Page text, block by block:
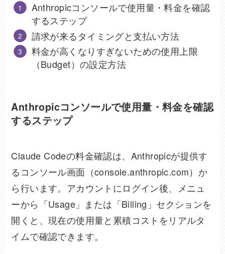
Anthropicコンソールで使用量・料金を確認
するステップ
請求が来るタイミングと支払い方法
料金が高くなりすぎないための使用上限
（Budget）の設定方法
Anthropicコンソールで使用量・料金を確認
するステップ
Claude Codeの料金確認は、Anthropicが提供す
るコンソール画面（console.anthropic.com）か
ら行います。アカウントにログイン後、メニュ
ーから「Usage」または「Billing」セクションを
開くと、現在の使用量と累積コストをリアルタ
イムで確認できます。